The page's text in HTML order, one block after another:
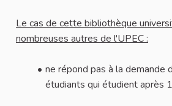
Le cas de cette bibliothèque
nombreuses autres de l'UPEC :
ne répond pas à la demande
étudiants qui étudient après